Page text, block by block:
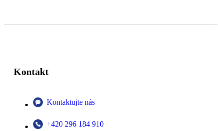
Kontakt
Kontaktujte nás
+420 296 184 910